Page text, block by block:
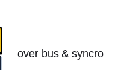
over bus & syncro